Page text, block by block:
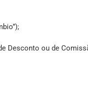
Desconto ou de